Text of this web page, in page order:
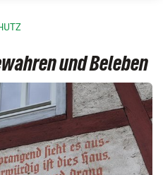
und Beleben